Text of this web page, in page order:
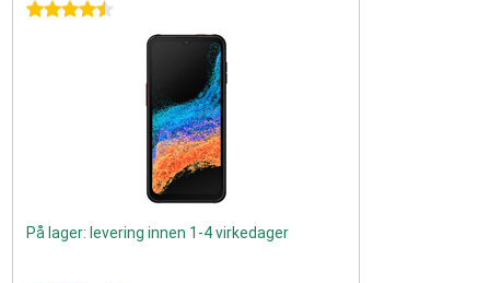
4.5 stjerner
På lager: levering innen 1-4 virkedager